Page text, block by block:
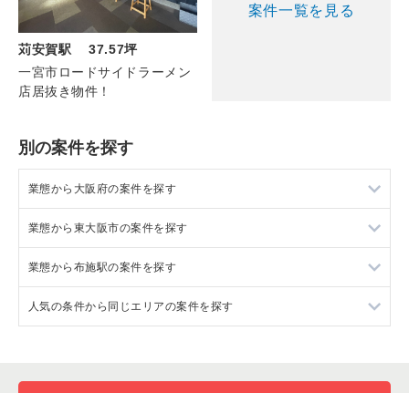
苅安賀駅 37.57坪
一宮市ロードサイドラーメン
店居抜き物件！
案件一覧を見る
別の案件を探す
業態から大阪府の案件を探す
大阪府のラーメンの居抜き売却物件の案件一覧
大阪府のフランス料理の居抜き売却物件の案件一覧
大阪府のイタリア料理の居抜き売却物件の案件一覧
大阪府のそば・うどんの居抜き売却物件の案件一覧
業態から東大阪市の案件を探す
東大阪市のラーメンの居抜き売却物件の案件一覧
東大阪市のイタリア料理の居抜き売却物件の案件一覧
東大阪市のアジア料理の居抜き売却物件の案件一覧
業態から布施駅の案件を探す
布施駅のラーメンの居抜き売却物件の案件一覧
布施駅の焼肉の居抜き売却物件の案件一覧
人気の条件から同じエリアの案件を探す
東大阪市の1階の飲食店の居抜き売却物件の案件一覧